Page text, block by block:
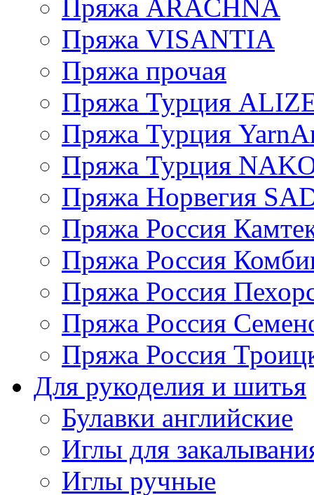
Пряжа ARACHNA
Пряжа VISANTIA
Пряжа прочая
Пряжа Турция
Пряжа Турция
Пряжа Турция
Пряжа Норвегия
Пряжа Россия
Пряжа Россия
Пряжа Россия
Пряжа Россия
Пряжа Россия
Для рукоделия и шитья
Булавки английские
Иглы для
Иглы ручные